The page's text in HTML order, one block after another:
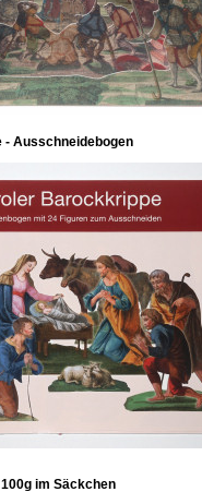
Ausschneidebogen
im Säckchen